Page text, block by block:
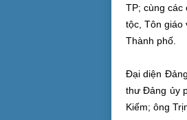
TP; cùng các
tộc, Tôn giáo
Thành phố.
Đại diện
thư Đảng ủy
Kiếm; ông